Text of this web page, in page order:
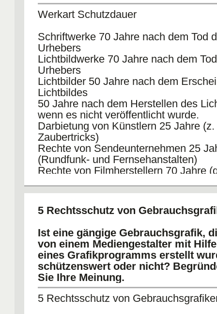
Werkart Schutzdauer
Schriftwerke 70 Jahre nach dem Tod
Urhebers
Lichtbildwerke 70 Jahre nach dem
Urhebers
Lichtbilder 50 Jahre nach dem
Lichtbildes
50 Jahre nach dem Herstellen des
wenn es nicht veröffentlicht wurde.
Darbietung von Künstlern 25 Jahre
Zaubertricks)
Rechte von Sendeunternehmen 25
(Rundfunk- und Fernsehanstalten)
Rechte von Filmherstellern 70 Jahre
Rechte von Bildfolgen 50 Jahre und
(Laufbilder)
Rechte an Tonträgern 25 Jahre
Rechte an digitalen Präsentationen
5 Rechtsschutz von
Ist eine gängige Gebrauchsgrafik,
von einem Mediengestalter mit Hilfe
eines Grafikprogramms erstellt
schützenswert oder nicht?
Sie Ihre Meinung.
5 Rechtsschutz von